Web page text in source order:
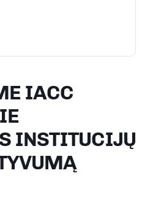
IACC
INSTITUCIJŲ